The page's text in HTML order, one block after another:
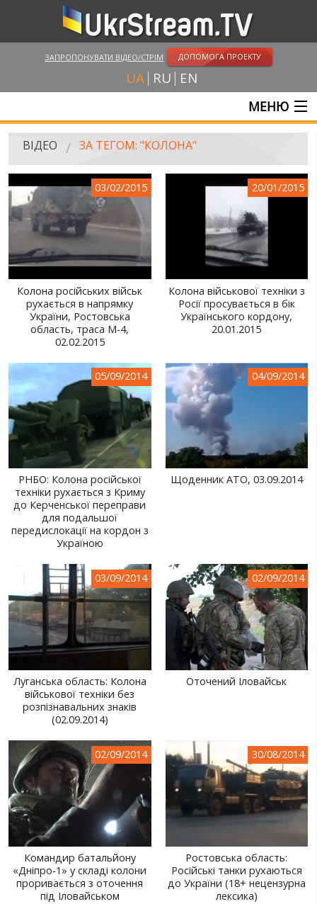
ЗАПРОПОНУВАТИ ВІДЕО/СТРІМ ДОПОМОГА ПРОЕКТУ
UA RU EN
МЕНЮ
ГОЛОВНА
ВІДЕО
UKRSTREAM.TV
ВІДЕО ЗМІ
АМАТОРСЬКЕ ВІДЕО
ХУДОЖНІ ТА ДОКУМЕНТАЛЬНІ ПРОЕКТИ
СВІТ ПРО УКРАЇНУ
ПУБЛІЧНІ ЛЮДИ
РОСІЙСЬКО-УКРАЇНСЬКА ВІЙНА
"WINTER ON FIRE"
ХРОНОЛОГІЯ ЄВРОМАЙДАНУ
ПОСЛУГИ
ВІДЕО ЗА ТЕГОМ: "КОЛОНА"
03/02/2015
Колона російських військ
рухається в напрямку
України, Ростовська
область, траса М-4,
02.02.2015
20/01/2015
Колона військової техніки з
Росії просувається в бік
Українського кордону,
20.01.2015
05/09/2014
РНБО: Колона російської
техніки рухається з Криму
до Керченської переправи
для подальшої
передислокації на кордон з
Україною
04/09/2014
Щоденник АТО, 03.09.2014
03/09/2014
Луганська область: Колона
військової техніки без
розпізнавальних знаків
(02.09.2014)
02/09/2014
Оточений Іловайськ
02/09/2014
Командир батальйону
«Дніпро-1» у складі колони
проривається з оточення
під Іловайськом
30/08/2014
Ростовська область:
Російські танки рухаються
до України (18+ нецензурна
лексика)